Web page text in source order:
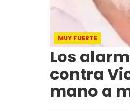
MUY FUERTE
Los
contra
mano a